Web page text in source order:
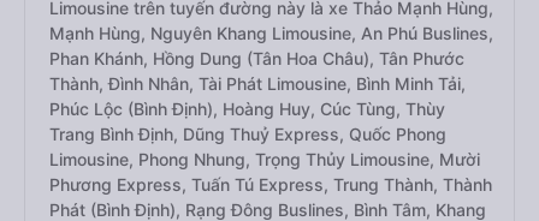
Limousine trên tuyến đường này là xe Thảo Mạnh Hùng,
Mạnh Hùng, Nguyên Khang Limousine, An Phú Buslines,
Phan Khánh, Hồng Dung (Tân Hoa Châu), Tân Phước
Thành, Đình Nhân, Tài Phát Limousine, Bình Minh Tải,
Phúc Lộc (Bình Định), Hoàng Huy, Cúc Tùng, Thùy
Trang Bình Định, Dũng Thuỷ Express, Quốc Phong
Limousine, Phong Nhung, Trọng Thủy Limousine, Mười
Phương Express, Tuấn Tú Express, Trung Thành, Thành
Phát (Bình Định), Rạng Đông Buslines, Bình Tâm, Khang